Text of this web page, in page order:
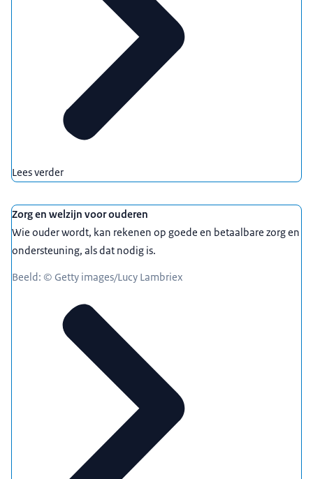
Lees verder
Zorg en welzijn voor ouderen
Wie ouder wordt, kan rekenen op goede en betaalbare zorg en
ondersteuning, als dat nodig is.
Beeld: © Getty images/Lucy Lambriex